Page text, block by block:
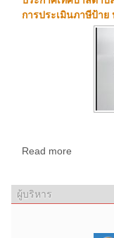
การประเมินภาษีป้า
Read more
ผู้บริหาร